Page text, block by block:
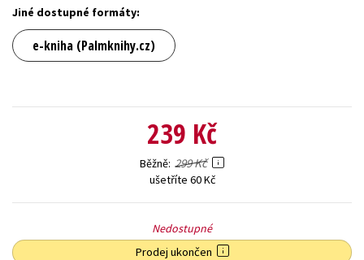
Jiné dostupné formáty:
e-kniha (Palmknihy.cz)
239 Kč
Běžně 299 Kč
ušetříte 60 Kč
Nedostupné
Prodej ukončen